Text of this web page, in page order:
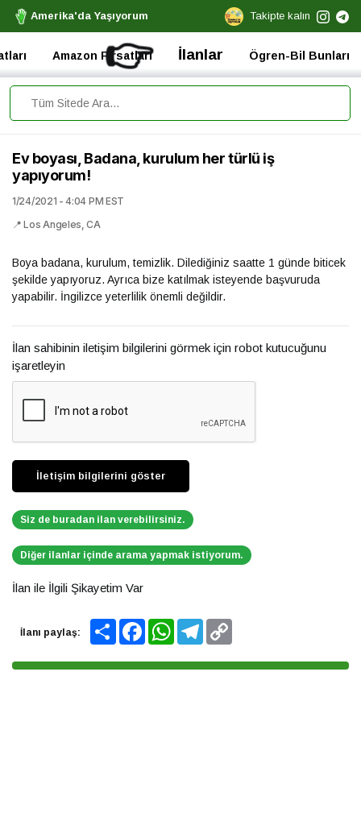
Amerika'da Yaşıyorum Takipte kalın
👉
Amazon Fırsatları İlanlar Ögren-Bil Bunları
Ev boyası, Badana, kurulum her türlü iş
yapıyorum!
1/24/2021 - 4:04 PM EST
📍 Los Angeles, CA
Boya badana, kurulum, temizlik. Dilediğiniz saatte 1 günde biticek
şekilde yapıyoruz. Ayrıca bize katılmak isteyende başvuruda
yapabilir. İngilizce yeterlilik önemli değildir.
İlan sahibinin iletişim bilgilerini görmek için robot kutucuğunu
işaretleyin
Siz de buradan ilan verebilirsiniz.
Diğer ilanlar içinde arama yapmak istiyorum.
İlan ile İlgili Şikayetim Var
İlanı paylaş:
Share FacebookWhatsApp
Telegram